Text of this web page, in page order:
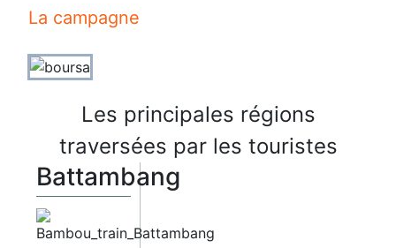
La campagne
Les principales régions
traversées par les touristes
Battambang